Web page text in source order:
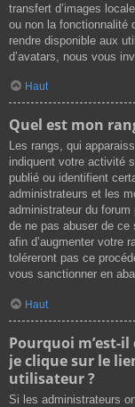
transfert d’images
ou non la fonctionnalité
rendre disponible aux
d’avatars, nous vous
Haut
Quel est mon
Les rangs, qui
indiquent votre activité
publié ou identifient
administrateurs et les
administrateur du
de ne pas abuser de
afin d’augmenter votre
toléreront pas ce
vous sanctionner en
Haut
Pourquoi m’est-
je clique sur le
utilisateur ?
Si les administrateurs